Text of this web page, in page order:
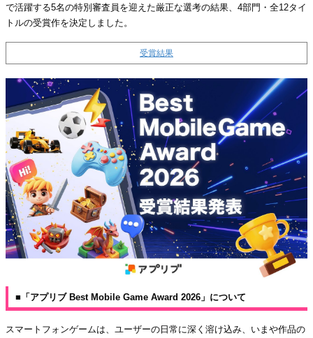
で活躍する5名の特別審査員を迎えた厳正な選考の結果、4部門・全12タイ
トルの受賞作を決定しました。
受賞結果
■「アプリブ Best Mobile Game Award 2026」について
スマートフォンゲームは、ユーザーの日常に深く溶け込み、いまや作品の